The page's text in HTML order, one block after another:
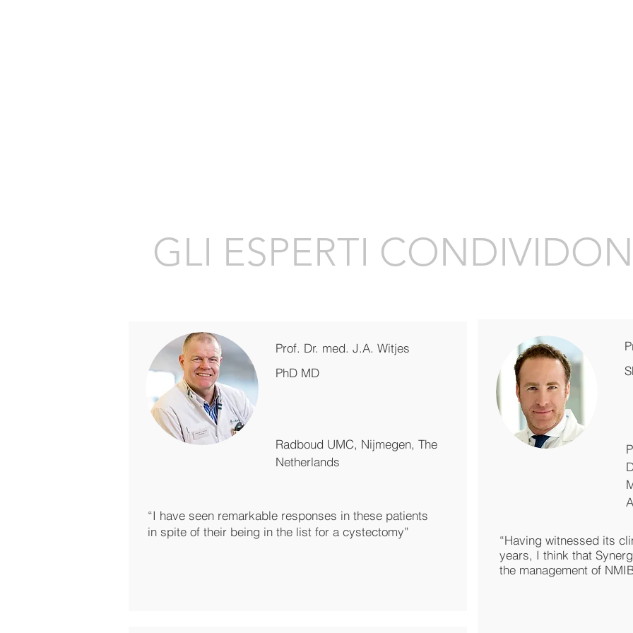
GLI ESPERTI
Prof. Dr. med. J.A. Witjes
PhD MD
Radboud UMC, Nijmegen, The
Netherlands
“I have seen remarkable responses in these patients
in spite of their being in the list for a cystectomy”
“Having witnessed its
years, I think that
the management of